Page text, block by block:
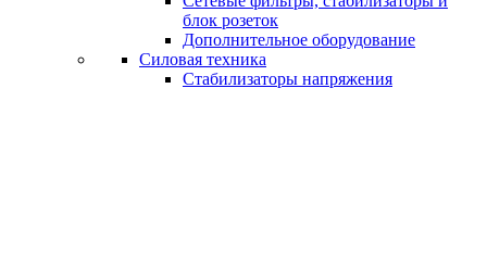
блок розеток
Дополнительное оборудование
Силовая техника
Стабилизаторы напряжения